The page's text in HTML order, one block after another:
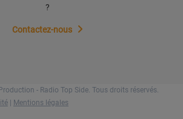
?
Contactez-nous
- Radio Top Side. Tous droits réservés.
| Mentions légales